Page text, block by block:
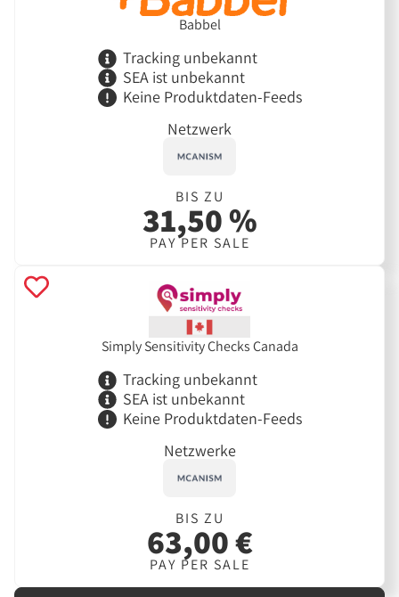
Babbel
Tracking unbekannt
SEA ist unbekannt
Keine Produktdaten-Feeds
Netzwerk
BIS ZU
31,50 %
PAY PER SALE
Simply Sensitivity Checks Canada
Tracking unbekannt
SEA ist unbekannt
Keine Produktdaten-Feeds
Netzwerke
BIS ZU
63,00 €
PAY PER SALE